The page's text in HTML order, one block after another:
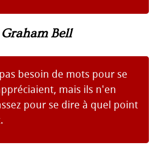
Bell
besoin de mots pour se
mais ils n'en
pour se dire à quel point